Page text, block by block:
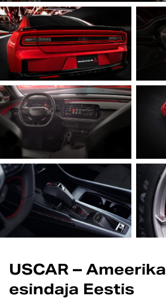
USCAR –
esindaja Eestis